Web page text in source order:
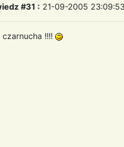
#31 : 21-09-2005
!!!!